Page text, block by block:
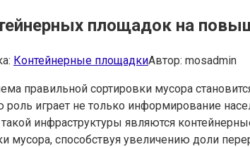
площадок на
Контейнерные площадкиАвтор: mosadmin
правильной сортировки мусора
играет не только информирование
инфраструктуры являются
мусора, способствуя увеличению доли